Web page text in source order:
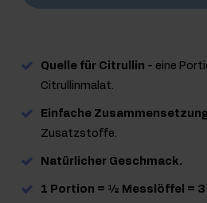
Quelle für Citrullin - eine
Citrullinmalat.
Einfache
Zusatzstoffe.
Natürlicher Geschmack.
1 Portion = ½ Messlöffel = 3